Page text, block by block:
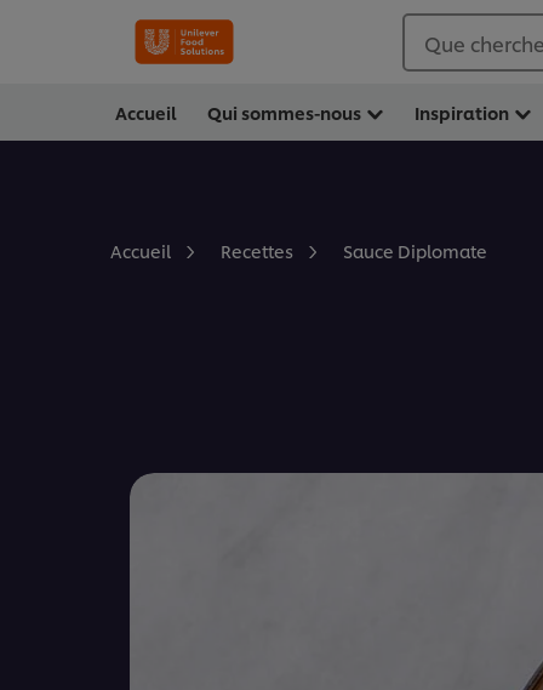
Que
Accueil Qui sommes-nous Inspiration
Accueil Recettes Sauce Diplomate